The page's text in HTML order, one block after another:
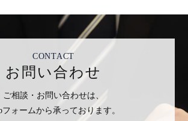
CONTACT
お問い合わせ
ご相談・お問い合わせは、
フォームから承っております。